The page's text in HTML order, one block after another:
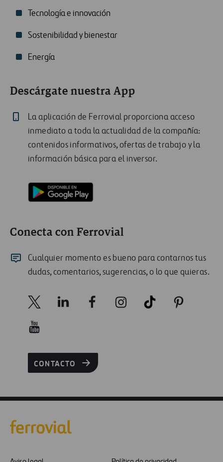
Tecnología e innovación
Sostenibilidad y bienestar
Energía
Descárgate nuestra App
La aplicación de Ferrovial proporciona acceso
inmediato a toda la actualidad de la compañía:
contenidos informativos, ofertas de trabajo y la
información básica para el inversor.
Conecta con Ferrovial
Cualquier momento es bueno para contarnos tus
dudas, comentarios, sugerencias, o lo que quieras.
CONTACTO